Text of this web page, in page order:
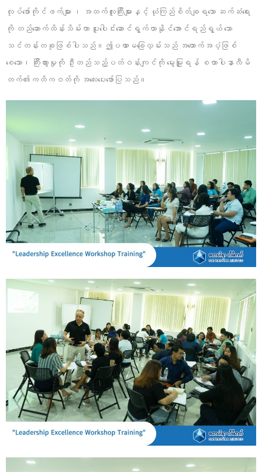
လုပ်ဖော်ကိုင်ဖက်များ ၊ အထက်လူကြီးများနှင့် ယုံကြည်စိတ်ချရသော ဆက်ဆံရေး
ကို တည်ဆောက်ထိန်းသိမ်းကာ ပူးပေါင်းဆောင်ရွက်လာနိုင်အောင်ရည်ရွယ် သော
သင်တန်းတခုဖြစ်ပါသည်။ဤပဏာမခြေလှမ်းသည် အထောက်အပံ့ဖြစ်
စေသော၊ ကြီးထွားမှုကို ဦးတည်သည့်ပတ်ဝန်းကျင်ကို မွေးမြူရန် စထာပါနာလီမိ
တက်၏ကတိကဝတ်ကို အလေးပေးဖော်ပြသည်။